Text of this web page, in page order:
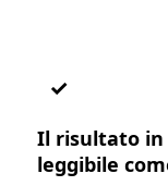
✓
Il risultato in
leggibile